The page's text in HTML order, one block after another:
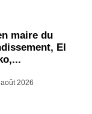
maire du
El
2026